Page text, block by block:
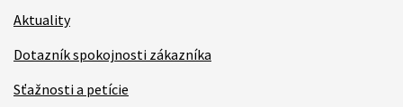
Aktuality
Dotazník spokojnosti zákazníka
Sťažnosti a petície